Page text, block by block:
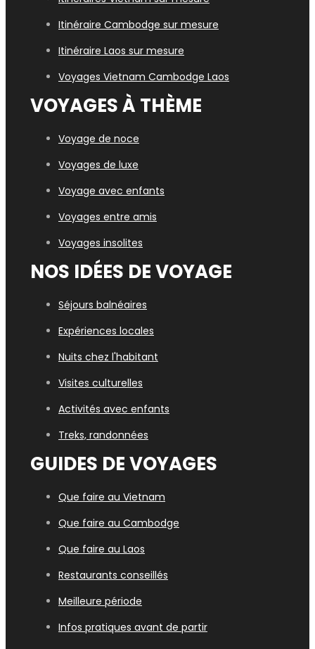
Itinéraire Cambodge sur mesure
Itinéraire Laos sur mesure
Voyages Vietnam Cambodge Laos
VOYAGES À THÈME
Voyage de noce
Voyages de luxe
Voyage avec enfants
Voyages entre amis
Voyages insolites
NOS IDÉES DE VOYAGE
Séjours balnéaires
Expériences locales
Nuits chez l'habitant
Visites culturelles
Activités avec enfants
Treks, randonnées
GUIDES DE VOYAGES
Que faire au Vietnam
Que faire au Cambodge
Que faire au Laos
Restaurants conseillés
Meilleure période
Infos pratiques avant de partir